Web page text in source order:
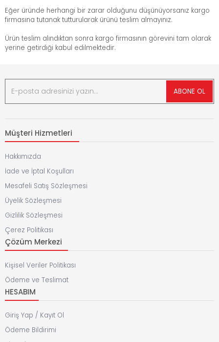
Eğer üründe herhangi bir zarar olduğunu düşünüyorsanız kargo
firmasına tutanak tutturularak ürünü teslim almayınız.
Ürün teslim alındıktan sonra kargo firmasının görevini tam olarak
yerine getirdiği kabul edilmektedir.
ABONE OL
Müşteri Hizmetleri
Hakkımızda
İade ve İptal Koşulları
Mesafeli Satış Sözleşmesi
Üyelik Sözleşmesi
Gizlilik Sözleşmesi
Çerez Politikası
Çözüm Merkezi
Kişisel Veriler Politikası
Ödeme ve Teslimat
HESABIM
Giriş Yap / Kayıt Ol
Ödeme Bildirimi